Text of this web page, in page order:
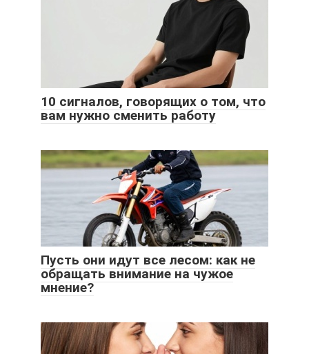
10 сигналов, говорящих о том, что
вам нужно сменить работу
Пусть они идут все лесом: как не
обращать внимание на чужое
мнение?